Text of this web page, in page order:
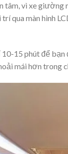
tâm, vì xe
qua màn hình
15 phút để bạn
mái hơn trong